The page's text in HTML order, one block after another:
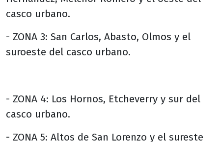
casco urbano.
- ZONA 3: San Carlos, Abasto, Olmos y el
suroeste del casco urbano.
- ZONA 4: Los Hornos, Etcheverry y sur del
casco urbano.
- ZONA 5: Altos de San Lorenzo y el sureste